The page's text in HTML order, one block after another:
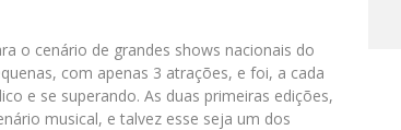
o cenário de grandes shows nacionais do
com apenas 3 atrações, e foi, a cada
e se superando. As duas primeiras edições,
musical, e talvez esse seja um dos